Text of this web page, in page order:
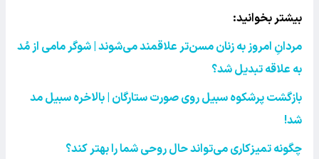
بیشتر بخوانید:
مردانِ امروز به زنان مسن‌تر علاقمند می‌شوند | شوگر مامی از مُد
به علاقه تبدیل شد؟
بازگشت پرشکوه سبیل روی صورت ستارگان | بالاخره سبیل مد
شد!
چگونه تمیزکاری می‌تواند حال روحی شما را بهتر کند؟